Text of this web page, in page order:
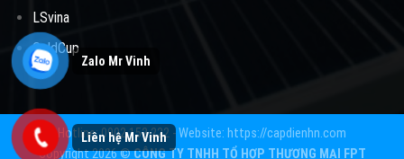
LSvina
GoldCup
Hotline: 0902.152.222 - Website: https://capdienhn.com
Copyright 2026 ©CÔNG TY TNHH TỔ HỢP THƯƠNG MẠI FPT